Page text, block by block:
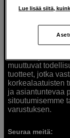
Olemme
muun muassa
teknologian
muuttuvat
tuotteet, jotka
korkealaatuisten
ja asiantuntevaa
sitoutumisemme
varustuksen.
Seuraa meitä:
Lue lisää siitä,